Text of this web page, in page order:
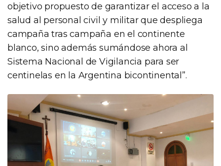
objetivo propuesto de garantizar el acceso a la
salud al personal civil y militar que despliega
campaña tras campaña en el continente
blanco, sino además sumándose ahora al
Sistema Nacional de Vigilancia para ser
centinelas en la Argentina bicontinental”.